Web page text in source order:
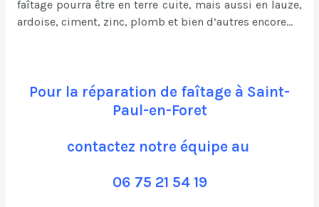
faîtage pourra être en terre cuite, mais aussi en lauze,
ardoise, ciment, zinc, plomb et bien d’autres encore…
Pour la réparation de faîtage à Saint-
Paul-en-Foret
contactez notre équipe au
06 75 21 54 19